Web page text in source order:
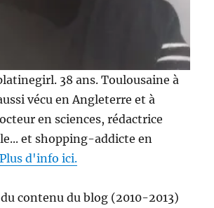
38 ans. Toulousaine à
vécu en Angleterre et à
en sciences, rédactrice
et shopping-addicte en
Plus d'info ici.
contenu du blog (2010-2013)